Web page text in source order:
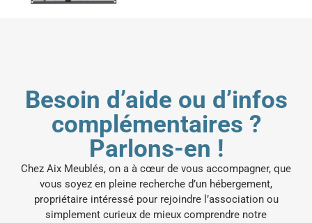
Besoin d’aide ou d’infos
complémentaires ?
Parlons-en !
Chez Aix Meublés, on a à cœur de vous accompagner, que
vous soyez en pleine recherche d’un hébergement,
propriétaire intéressé pour rejoindre l’association ou
simplement curieux de mieux comprendre notre